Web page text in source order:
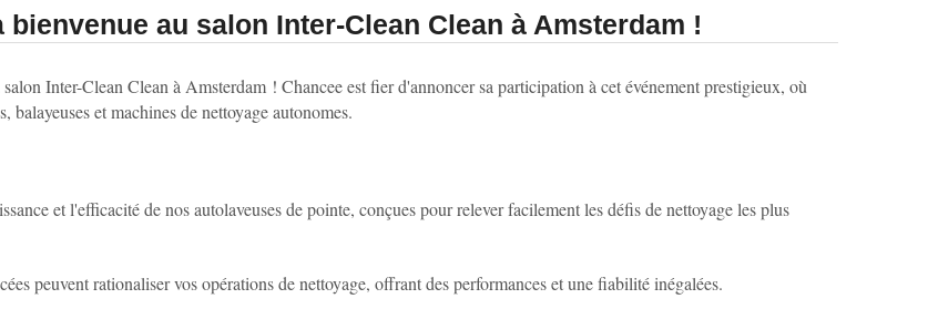
au salon Inter-Clean Clean à Amsterdam !
Inter-Clean Clean à Amsterdam ! Chancee est fier d'annoncer sa participation à cet événement prestigieux, où
et machines de nettoyage autonomes.
et l'efficacité de nos autolaveuses de pointe, conçues pour relever facilement les défis de nettoyage les plus
peuvent rationaliser vos opérations de nettoyage, offrant des performances et une fiabilité inégalées.